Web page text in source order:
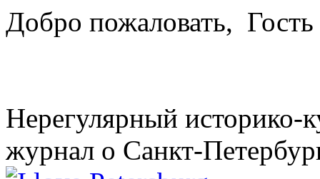
Добро пожаловать, Гость
Нерегулярный историко-
журнал о Санкт-